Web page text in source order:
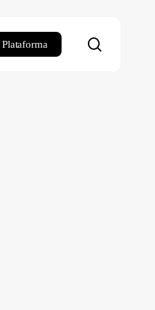
Plataforma